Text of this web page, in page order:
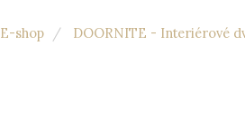
E-shop DOORNITE - Interiérové